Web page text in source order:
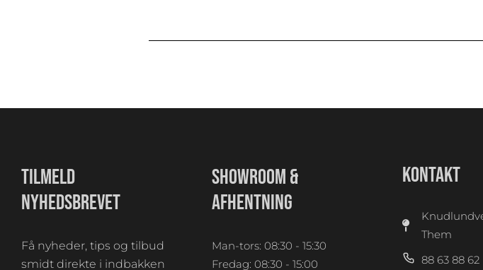
TILMELD
NYHEDSBREVET
Få nyheder, tips og tilbud
smidt direkte i indbakken
SHOWROOM &
AFHENTNING
Man-tors: 08:30 - 15:30
Fredag: 08:30 - 15:00
KONTAKT
Them
88 63 88 62